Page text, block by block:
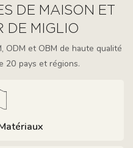
DE MAISON ET
DE MIGLIO
ODM et OBM de haute qualité
20 pays et régions.